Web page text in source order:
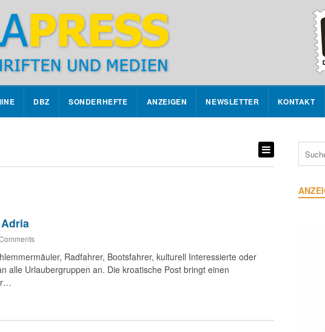
DBZ SONDERHEFTE ANZEIGEN NEWSLETTER KONTAKT
Radfahrer, Bootsfahrer, kulturell Interessierte oder
alle Urlaubergruppen an. Die kroatische Post bringt einen